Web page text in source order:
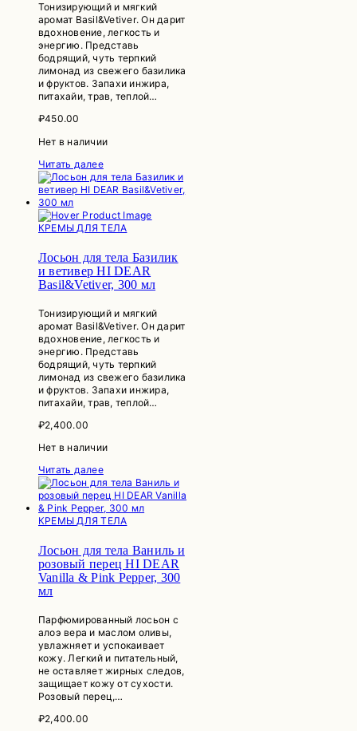
Тонизирующий и мягкий
аромат Basil&Vetiver. Он дарит
вдохновение, легкость и
энергию. Представь
бодрящий, чуть терпкий
лимонад из свежего базилика
и фруктов. Запахи инжира,
питахайи, трав, теплой…
₽450.00
Нет в наличии
Читать далее
КРЕМЫ ДЛЯ ТЕЛА
Лосьон для тела Базилик
и ветивер HI DEAR
Basil&Vetiver, 300 мл
Тонизирующий и мягкий
аромат Basil&Vetiver. Он дарит
вдохновение, легкость и
энергию. Представь
бодрящий, чуть терпкий
лимонад из свежего базилика
и фруктов. Запахи инжира,
питахайи, трав, теплой…
₽2,400.00
Нет в наличии
Читать далее
КРЕМЫ ДЛЯ ТЕЛА
Лосьон для тела Ваниль и
розовый перец HI DEAR
Vanilla & Pink Pepper, 300
мл
Парфюмированный лосьон с
алоэ вера и маслом оливы,
увлажняет и успокаивает
кожу. Легкий и питательный,
не оставляет жирных следов,
защищает кожу от сухости.
Розовый перец,…
₽2,400.00